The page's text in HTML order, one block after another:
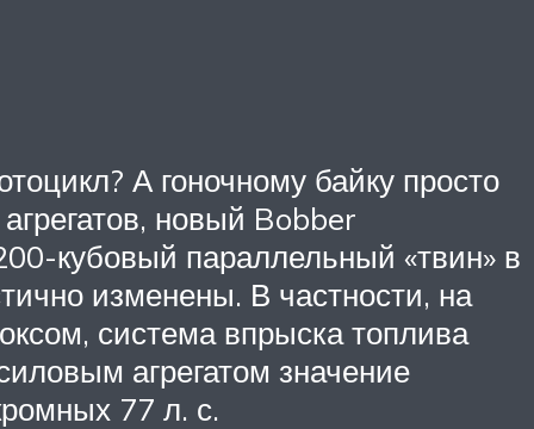
А гоночному байку просто
новый Bobber
кубовый параллельный «твин» в
изменены. В частности, на
система впрыска топлива
агрегатом значение
77 л. с.